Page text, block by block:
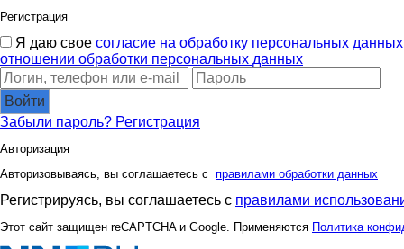
Регистрация
Я даю свое согласие на обработку персональных данных
отношении обработки персональных данных
Войти
Забыли пароль? Регистрация
Авторизация
Авторизовываясь, вы соглашаетесь с правилами обработки данных
Регистрируясь, вы соглашаетесь с правилами
Этот сайт защищен reCAPTCHA и Google. Применяются Политика